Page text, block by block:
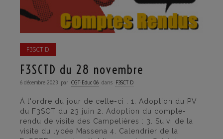
F3SCT D
F3SCTD du 28 novembre
6 décembre 2023 par CGT·Educ 06 dans F3SCT D
À l'ordre du jour de celle-ci : 1. Adoption du PV
du F3SCT du 23 juin 2. Adoption du compte-
rendu de visite des Campelières : 3. Suivi de la
visite du lycée Massena 4. Calendrier de la